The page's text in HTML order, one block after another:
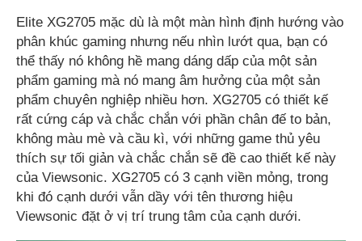
Elite XG2705 mặc dù là một màn hình định hướng vào
phân khúc gaming nhưng nếu nhìn lướt qua, bạn có
thể thấy nó không hề mang dáng dấp của một sản
phẩm gaming mà nó mang âm hưởng của một sản
phẩm chuyên nghiệp nhiều hơn. XG2705 có thiết kế
rất cứng cáp và chắc chắn với phần chân đế to bản,
không màu mè và cầu kì, với những game thủ yêu
thích sự tối giản và chắc chắn sẽ đề cao thiết kế này
của Viewsonic. XG2705 có 3 cạnh viền mỏng, trong
khi đó cạnh dưới vẫn dầy với tên thương hiệu
Viewsonic đặt ở vị trí trung tâm của cạnh dưới.